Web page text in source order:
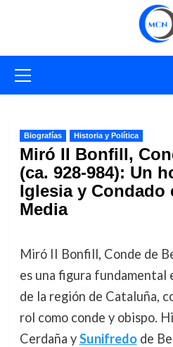
primario
Biografías Historia y Política
Miró II Bonfill,
(ca. 928-984): Un
Iglesia y Condado
Media
Miró II Bonfill, Conde de
es una figura fundamental
de la región de Cataluña,
rol como conde y obispo.
Cerdaña ySunifredode